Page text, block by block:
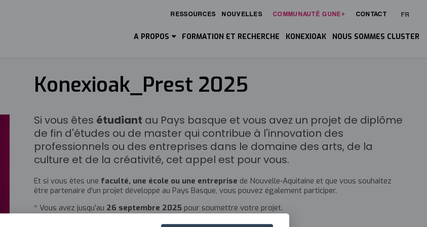
FR
Menu
RESSOURCES NOUVELLES COMMUNAUTÉ GUNE+ CONTACT
A PROPOS FORMATION ET RECHERCHE KONEXIOAK NOUS SOMMES CLUSTER
Konexioak_Prest 2025
Si vous êtes étudiant au Pays basque et vous avez un projet de diplôme
de fin d'études ou de master qui contribue à l'innovation des
professionnels ou des entreprises dans le domaine des arts, de la
culture et de la créativité, cet appel est pour vous.
Et si vous êtes une faculté, une école ou une entreprise de Nouvelle-Aquitaine et que vous souhaitez
être partenaire d'un projet développé au Pays Basque, vous pouvez également participer.
* Vous avez jusqu'au 26 septembre 2025 pour soumettre votre projet.